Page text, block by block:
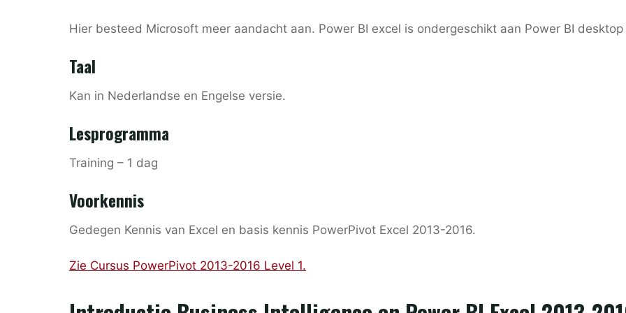
Hier besteed Microsoft meer aandacht aan. Power BI excel is ondergeschikt aan Power BI desktop
Taal
Kan in Nederlandse en Engelse versie.
Lesprogramma
Training – 1 dag
Voorkennis
Gedegen Kennis van Excel en basis kennis PowerPivot Excel 2013-2016.
Zie Cursus PowerPivot 2013-2016 Level 1.